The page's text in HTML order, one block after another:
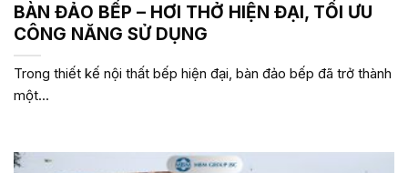
BÀN ĐẢO BẾP – HƠI THỞ HIỆN ĐẠI, TỐI ƯU
CÔNG NĂNG SỬ DỤNG
Trong thiết kế nội thất bếp hiện đại, bàn đảo bếp đã trở thành
một...